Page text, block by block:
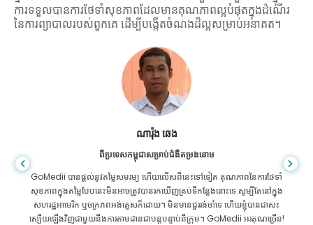
ការទទួលបានការថែទាំសុខភាពដែលមានគុណភាពល្អបំផុតក្នុងដំណើរ
នៃការព្យាបាលរបស់ពួកគេ ដើម្បីបង្កើតចំណងដ៏ល្អសម្រាប់អនាគត។
សានដាដាស
ពីបង់ក្លាដែសសម្រាប់ជំងឺក្រពះពោះវៀន
ខ្ញុំបានថ្លែងអំណរគុណដល់កូនប្រុសរបស់ខ្ញុំ និងក្រុមដ៏អស្ចារ្យរបស់ GoMedii ដែល
បានជួយខ្ញុំក្នុងការធ្វើដំណើររបស់ខ្ញុំពីបង់ក្លាដែសទៅកាន់ប្រទេសឥណ្ឌាដើម្បីទទួលការ
ព្យាបាល។ យើងបានធ្វើការជ្រើសរើសត្រឹមត្រូវក្នុងការជ្រើសរើស GoMedii ។ ពួកគេ
សូម្បីតែបន្ទាប់ពីការព្យាបាលរក្សាទំនាក់ទំនងដ៏ល្អជាមួយយើង